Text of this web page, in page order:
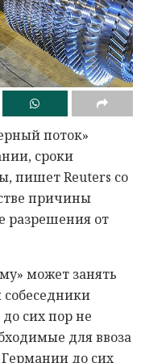
поток»
сроки
пишет Reuters со
причины
разрешения от
может занять
сих пор не
для ввоза
до сих